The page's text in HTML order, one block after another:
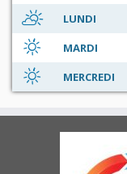
LUNDI
MARDI
MERCREDI